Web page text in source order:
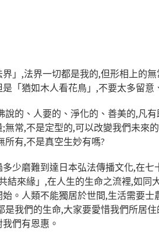
」,法界一切都是我的,但形相上的
「猶如木人看花鳥」,不要太多留意
說的、人要的、淨化的、善美的,凡
常,不是定型的,可以改變我們未來
所有,不是真空生妙有嗎?
少磨難到達日本弘法傳播文化,在七
結來緣」,在人生的生命之流裡,如
。人類不能獨居於世間,生活需要
是我們的生命,大家要愛惜我們所居
們有恩惠。